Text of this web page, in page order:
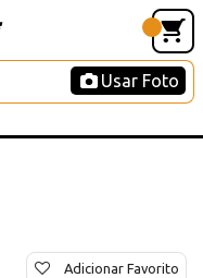
Usar Foto
Adicionar Favorito